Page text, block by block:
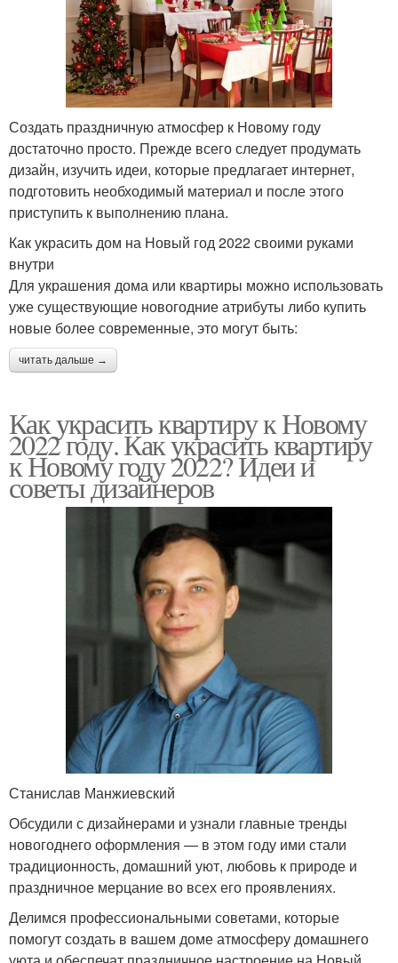
Создать праздничную атмосфер к Новому году
достаточно просто. Прежде всего следует продумать
дизайн, изучить идеи, которые предлагает интернет,
подготовить необходимый материал и после этого
приступить к выполнению плана.
Как украсить дом на Новый год 2022 своими руками
внутри
Для украшения дома или квартиры можно использовать
уже существующие новогодние атрибуты либо купить
новые более современные, это могут быть:
читать дальше →
Как украсить квартиру к Новому
2022 году. Как украсить квартиру
к Новому году 2022? Идеи и
советы дизайнеров
Станислав Манжиевский
Обсудили с дизайнерами и узнали главные тренды
новогоднего оформления — в этом году ими стали
традиционность, домашний уют, любовь к природе и
праздничное мерцание во всех его проявлениях.
Делимся профессиональными советами, которые
помогут создать в вашем доме атмосферу домашнего